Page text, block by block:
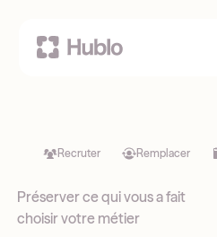
Recruter Remplacer
Préserver ce qui vous a fait
choisir votre métier